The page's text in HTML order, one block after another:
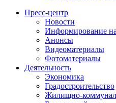
Пресс-центр
Новости
Информирование
Анонсы
Видеоматериалы
Фотоматериалы
Деятельность
Экономика
Градостроительство
Жилищно-